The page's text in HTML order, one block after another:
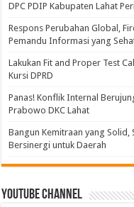
DPC PDIP Kabupaten Lahat
Respons Perubahan Global,
Pemandu Informasi yang
Lakukan Fit and Proper Test
Kursi DPRD
Panas! Konflik Internal
Prabowo DKC Lahat
Bangun Kemitraan yang Solid,
Bersinergi untuk Daerah
Youtube Channel